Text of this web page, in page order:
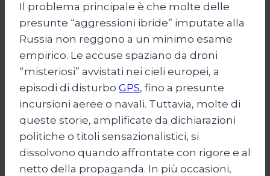
Il problema principale è che molte delle
presunte “aggressioni ibride” imputate alla
Russia non reggono a un minimo esame
empirico. Le accuse spaziano da droni
“misteriosi” avvistati nei cieli europei, a
episodi di disturbo GPS, fino a presunte
incursioni aeree o navali. Tuttavia, molte di
queste storie, amplificate da dichiarazioni
politiche o titoli sensazionalistici, si
dissolvono quando affrontate con rigore e al
netto della propaganda. In più occasioni,